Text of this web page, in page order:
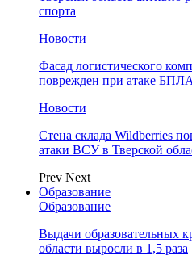
спорта
Новости
Фасад логистического
поврежден при атаке БПЛА
Новости
Стена склада Wildberries
атаки ВСУ в Тверской
Prev Next
Образование
Образование
Выдачи образовательных
области выросли в 1,5 раза